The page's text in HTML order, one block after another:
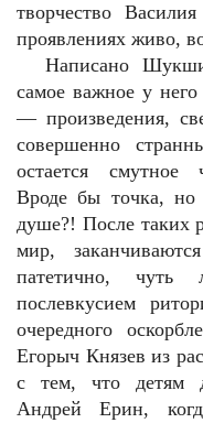
творчество
проявлениях живо,
Написано
самое важное у
— произведения,
совершенно
остается смутное
Вроде бы точка, но
душе?! После таких
мир,
патетично,
послевкусием
очередного
Егорыч Князев из
с тем, что детям
Андрей Ерин,